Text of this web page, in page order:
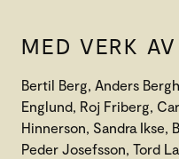
MED VERK AV
Bertil Berg, Anders
Englund, Roj Friberg,
Hinnerson, Sandra Ikse,
Peder Josefsson, Tord